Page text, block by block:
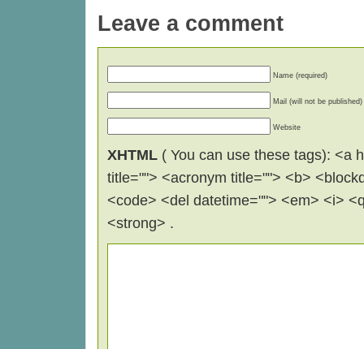
Leave a comment
Name (required)
Mail (will not be published)
Website
XHTML ( You can use these tags): <a
title=""> <acronym title=""> <b>
<code> <del datetime=""> <em> <i>
<strong> .